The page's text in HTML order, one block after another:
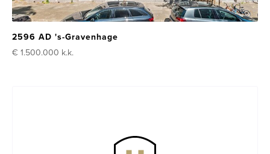
2596 AD 's-Gravenhage
€ 1.500.000 k.k.